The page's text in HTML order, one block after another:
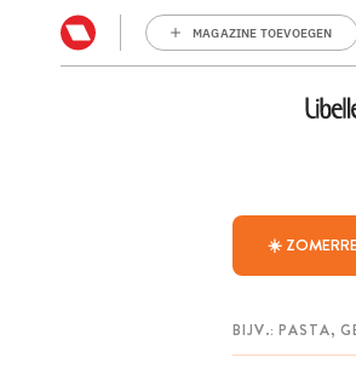
MAGAZINE TOEVOEGEN
☀️